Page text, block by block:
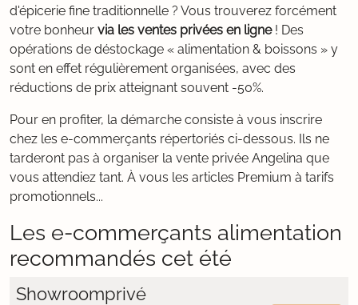
d'épicerie fine traditionnelle ? Vous trouverez forcément
votre bonheur via les ventes privées en ligne! Des
opérations de déstockage « alimentation & boissons » y
sont en effet régulièrement organisées, avec des
réductions de prix atteignant souvent -50%.
Pour en profiter, la démarche consiste à vous inscrire
chez les e-commerçants répertoriés ci-dessous. Ils ne
tarderont pas à organiser la vente privée Angelina que
vous attendiez tant. À vous les articles Premium à tarifs
promotionnels...
Les e-commerçants alimentation
recommandés cet été
Showroomprivé